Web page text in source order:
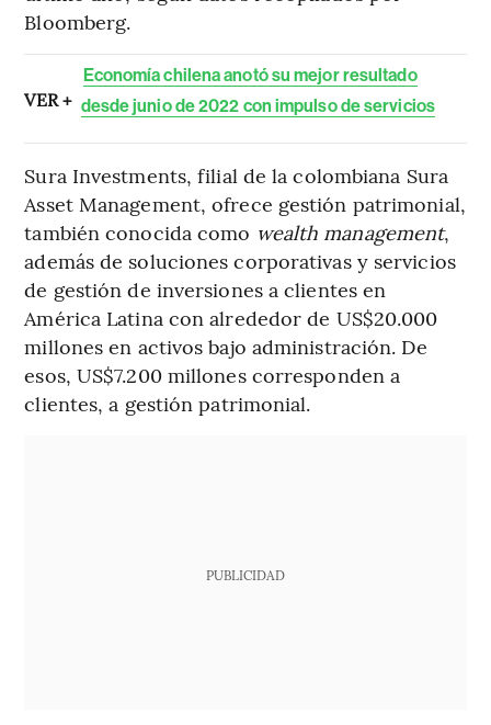
Bloomberg.
VER +
Economía chilena anotó su mejor resultado
desde junio de 2022 con impulso de servicios
Sura Investments, filial de la colombiana Sura
Asset Management, ofrece gestión patrimonial,
también conocida como wealth management,
además de soluciones corporativas y servicios
de gestión de inversiones a clientes en
América Latina con alrededor de US$20.000
millones en activos bajo administración. De
esos, US$7.200 millones corresponden a
clientes, a gestión patrimonial.
PUBLICIDAD